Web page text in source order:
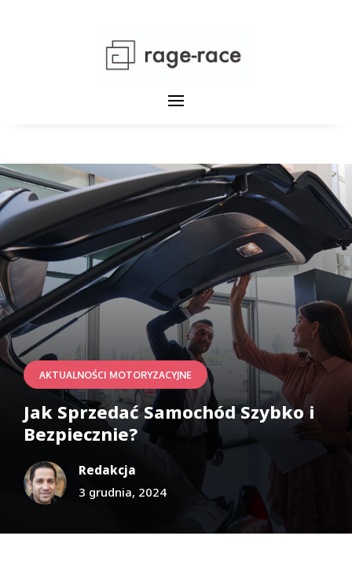
AKTUALNOŚCI MOTORYZACYJNE
Jak Sprzedać Samochód Szybko i
Bezpiecznie?
Redakcja
3 grudnia, 2024